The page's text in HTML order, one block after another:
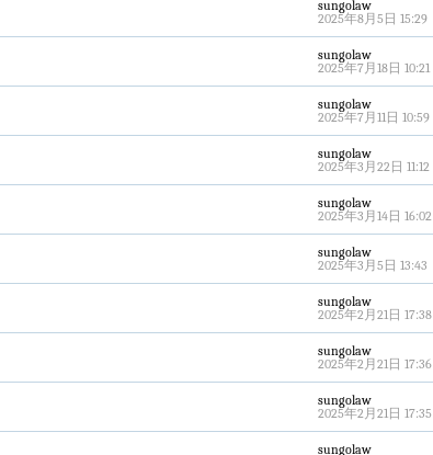
sungolaw
2025年8月5日 15:29
sungolaw
2025年7月18日 10:21
sungolaw
2025年7月11日 10:59
sungolaw
2025年3月22日 11:12
sungolaw
2025年3月14日 16:02
sungolaw
2025年3月5日 13:43
sungolaw
2025年2月21日 17:38
sungolaw
2025年2月21日 17:36
sungolaw
2025年2月21日 17:35
sungolaw